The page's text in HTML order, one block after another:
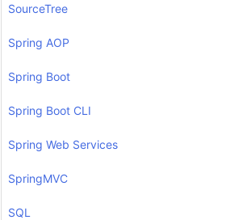
SourceTree
Spring AOP
Spring Boot
Spring Boot CLI
Spring Web Services
SpringMVC
SQL